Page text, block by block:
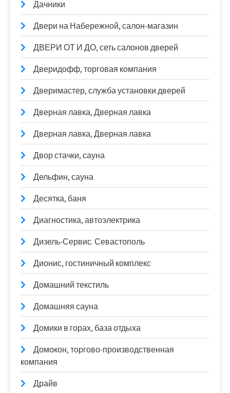
Дачники
Двери на Набережной, салон-магазин
ДВЕРИ ОТ И ДО, сеть салонов дверей
Дверидофф, торговая компания
Дверимастер, служба установки дверей
Дверная лавка, Дверная лавка
Дверная лавка, Дверная лавка
Двор стачки, сауна
Дельфин, сауна
Десятка, баня
Диагностика, автоэлектрика
Дизель-Сервис. Севастополь
Дионис, гостиничный комплекс
Домашний текстиль
Домашняя сауна
Домики в горах, база отдыха
Домокон, торгово-производственная
компания
Драйв